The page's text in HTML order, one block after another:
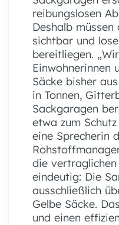
reibungslosen
Deshalb müssen
sichtbar und
bereitliegen.
Einwohnerinnen
Säcke bisher
in Tonnen,
Sackgaragen
etwa zum
eine Sprecherin
die
eindeutig: Die
ausschließlich
Gelbe Säcke.
und einen